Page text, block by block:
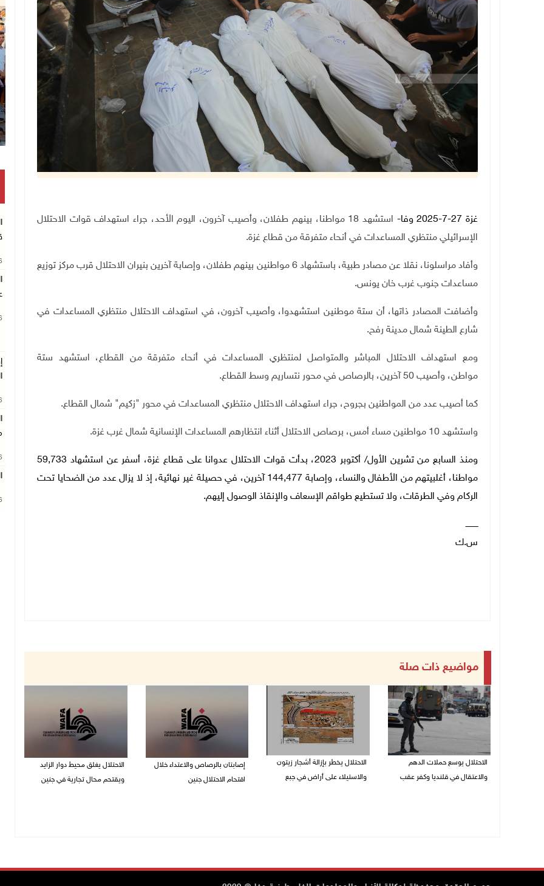
غزة 27-7-2025 وفا-
استشهد 18 مواطنا، بينهم طفلان، وأصيب آخرون، اليوم الأحد، جراء استهداف قوات الاحتلال
الإسرائيلي منتظري المساعدات في أنحاء متفرقة من قطاع غزة.
وأفاد مراسلونا، نقلا عن مصادر طبية، باستشهاد 6 مواطنين بينهم طفلان، وإصابة آخرين بنيران الاحتلال قرب مركز توزيع
مساعدات جنوب غرب خان يونس.
وأضافت المصادر ذاتها، أن ستة موطنين استشهدوا، وأصيب آخرون، في استهداف الاحتلال منتظري المساعدات في
شارع الطينة شمال مدينة رفح.
ومع استهداف الاحتلال المباشر والمتواصل لمنتظري المساعدات في أنحاء متفرقة من القطاع، استشهد ستة
مواطن، وأصيب 50 آخرين، بالرصاص في محور نتساريم وسط القطاع.
كما أصيب عدد من المواطنين بجروح، جراء استهداف الاحتلال منتظري المساعدات في محور "زكيم" شمال القطاع.
واستشهد 10 مواطنين مساء أمس، برصاص الاحتلال أثناء انتظارهم المساعدات الإنسانية شمال غرب غزة .
ومنذ السابع من تشرين الأول/ أكتوبر 2023، بدأت قوات الاحتلال عدوانا على قطاع غزة، أسفر عن استشهاد 59,733
مواطنا، أغلبيتهم من الأطفال والنساء، وإصابة 144,477 آخرين، في حصيلة غير نهائية، إذ لا يزال عدد من الضحايا تحت
الركام وفي الطرقات، ولا تستطيع طواقم الإسعاف والإنقاذ الوصول إليهم.
ــــــــــ
س.ك
مواضيع ذات صلة
الاحتلال يوسع حملات الدهم
والاعتقال في قلنديا وكفر عقب
الاحتلال يخطر بإزالة أشجار زيتون
والاستيلاء على أراض في جبع
إصابتان بالرصاص والاعتداء خلال
اقتحام الاحتلال جنين
الاحتلال يغلق محيط دوار الزايد
ويقتحم محال تجارية في جنين
انتشال رفات شهيد مجهول الهوية بخان